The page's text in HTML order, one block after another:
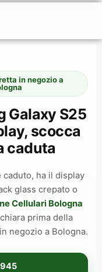
in negozio a
Galaxy S25
scocca
caduta
ha il display
glass crepato o
Cellulari Bologna
prima della
negozio a Bologna.